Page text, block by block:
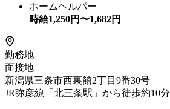
ホームヘルパー
時給1,250円〜1,682円
勤務地
面接地
新潟県三条市西裏館2丁目9番30号
JR弥彦線「北三条駅」から徒歩約10分